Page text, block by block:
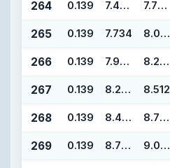
264 0.139 7.484 7.762
265 0.139 7.734 8.012
266 0.139 7.984 8.262
267 0.139 8.234 8.512
268 0.139 8.484 8.762
269 0.139 8.734 9.012